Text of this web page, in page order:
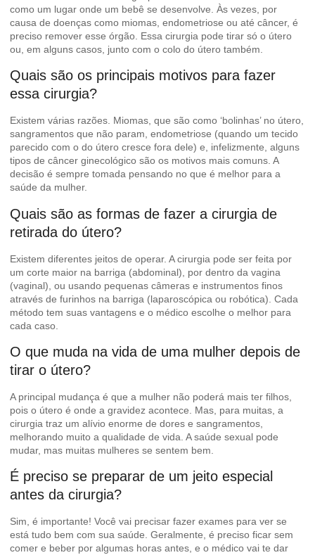
como um lugar onde um bebê se desenvolve. Às vezes, por
causa de doenças como miomas, endometriose ou até câncer, é
preciso remover esse órgão. Essa cirurgia pode tirar só o útero
ou, em alguns casos, junto com o colo do útero também.
Quais são os principais motivos para fazer
essa cirurgia?
Existem várias razões. Miomas, que são como ‘bolinhas’ no útero,
sangramentos que não param, endometriose (quando um tecido
parecido com o do útero cresce fora dele) e, infelizmente, alguns
tipos de câncer ginecológico são os motivos mais comuns. A
decisão é sempre tomada pensando no que é melhor para a
saúde da mulher.
Quais são as formas de fazer a cirurgia de
retirada do útero?
Existem diferentes jeitos de operar. A cirurgia pode ser feita por
um corte maior na barriga (abdominal), por dentro da vagina
(vaginal), ou usando pequenas câmeras e instrumentos finos
através de furinhos na barriga (laparoscópica ou robótica). Cada
método tem suas vantagens e o médico escolhe o melhor para
cada caso.
O que muda na vida de uma mulher depois de
tirar o útero?
A principal mudança é que a mulher não poderá mais ter filhos,
pois o útero é onde a gravidez acontece. Mas, para muitas, a
cirurgia traz um alívio enorme de dores e sangramentos,
melhorando muito a qualidade de vida. A saúde sexual pode
mudar, mas muitas mulheres se sentem bem.
É preciso se preparar de um jeito especial
antes da cirurgia?
Sim, é importante! Você vai precisar fazer exames para ver se
está tudo bem com sua saúde. Geralmente, é preciso ficar sem
comer e beber por algumas horas antes, e o médico vai te dar